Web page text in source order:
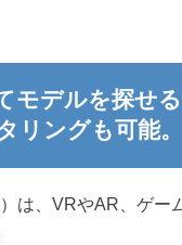
モデルを探せ
リングも可能。
は、VRやAR、ゲー